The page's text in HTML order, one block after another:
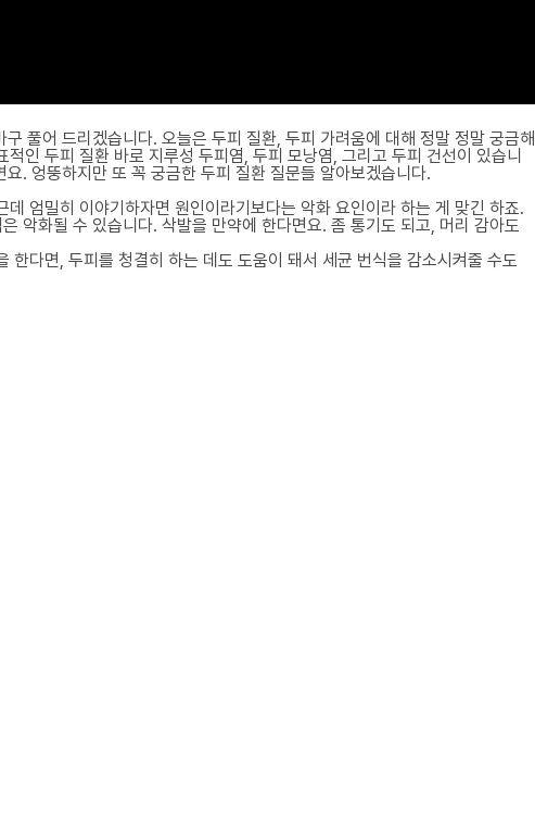
풀어 드리겠습니다. 오늘은 두피 질환, 두피 가려움에 대해 정말 정말 궁금해
인 두피 질환 바로 지루성 두피염, 두피 모낭염, 그리고 두피 건선이 있습니
. 엉뚱하지만 또 꼭 궁금한 두피 질환 질문들 알아보겠습니다.
엄밀히 이야기하자면 원인이라기보다는 악화 요인이라 하는 게 맞긴 하죠.
악화될 수 있습니다. 삭발을 만약에 한다면요. 좀 통기도 되고, 머리 감아도
다면, 두피를 청결히 하는 데도 도움이 돼서 세균 번식을 감소시켜줄 수도